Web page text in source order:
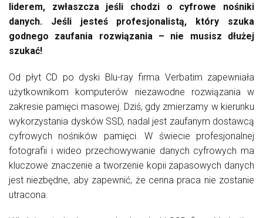
liderem, zwłaszcza jeśli chodzi o cyfrowe nośniki
danych. Jeśli jesteś profesjonalistą, który szuka
godnego zaufania rozwiązania – nie musisz dłużej
szukać!
Od płyt CD po dyski Blu-ray firma Verbatim zapewniała
użytkownikom komputerów niezawodne rozwiązania w
zakresie pamięci masowej. Dziś, gdy zmierzamy w kierunku
wykorzystania dysków SSD, nadal jest zaufanym dostawcą
cyfrowych nośników pamięci. W świecie profesjonalnej
fotografii i wideo przechowywanie danych cyfrowych ma
kluczowe znaczenie a tworzenie kopii zapasowych danych
jest niezbędne, aby zapewnić, że cenna praca nie zostanie
utracona.